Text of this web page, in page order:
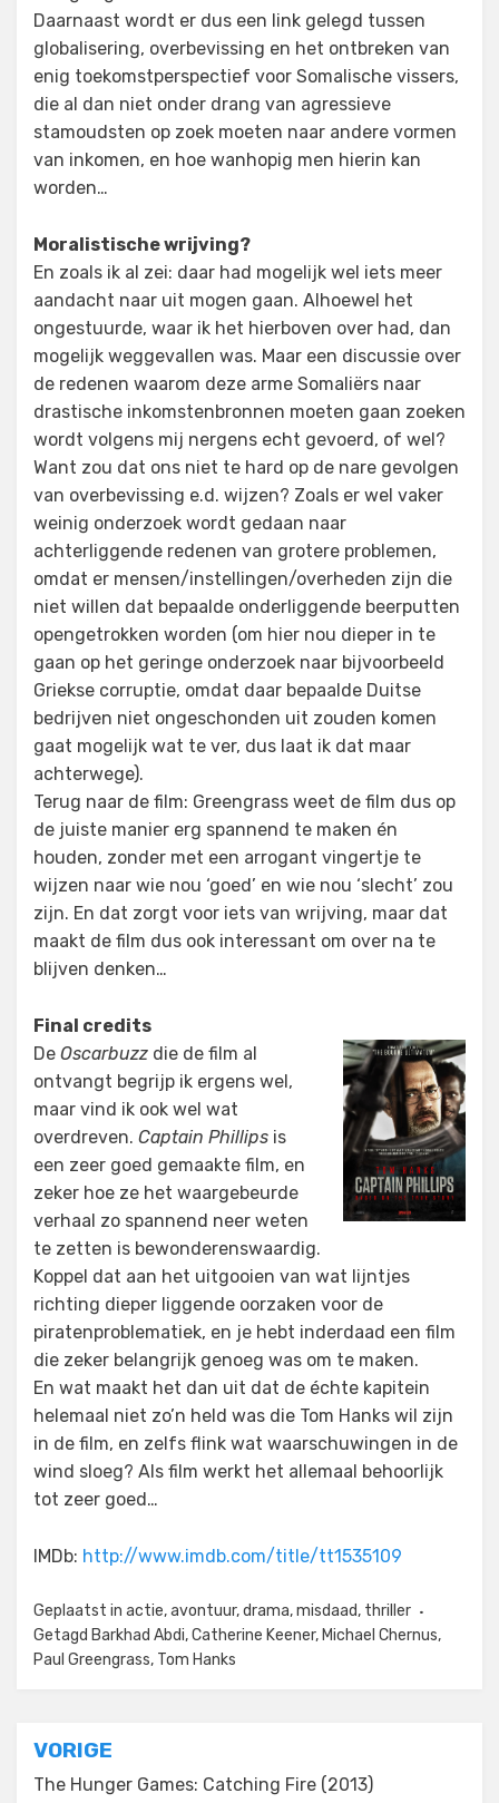
Daarnaast wordt er dus een link gelegd tussen
globalisering, overbevissing en het ontbreken van
enig toekomstperspectief voor Somalische vissers,
die al dan niet onder drang van agressieve
stamoudsten op zoek moeten naar andere vormen
van inkomen, en hoe wanhopig men hierin kan
worden…
Moralistische wrijving?
En zoals ik al zei: daar had mogelijk wel iets meer
aandacht naar uit mogen gaan. Alhoewel het
ongestuurde, waar ik het hierboven over had, dan
mogelijk weggevallen was. Maar een discussie over
de redenen waarom deze arme Somaliërs naar
drastische inkomstenbronnen moeten gaan zoeken
wordt volgens mij nergens echt gevoerd, of wel?
Want zou dat ons niet te hard op de nare gevolgen
van overbevissing e.d. wijzen? Zoals er wel vaker
weinig onderzoek wordt gedaan naar
achterliggende redenen van grotere problemen,
omdat er mensen/instellingen/overheden zijn die
niet willen dat bepaalde onderliggende beerputten
opengetrokken worden (om hier nou dieper in te
gaan op het geringe onderzoek naar bijvoorbeeld
Griekse corruptie, omdat daar bepaalde Duitse
bedrijven niet ongeschonden uit zouden komen
gaat mogelijk wat te ver, dus laat ik dat maar
achterwege).
Terug naar de film: Greengrass weet de film dus op
de juiste manier erg spannend te maken én
houden, zonder met een arrogant vingertje te
wijzen naar wie nou ‘goed’ en wie nou ‘slecht’ zou
zijn. En dat zorgt voor iets van wrijving, maar dat
maakt de film dus ook interessant om over na te
blijven denken…
Final credits
De Oscarbuzz die de film al
ontvangt begrijp ik ergens wel,
maar vind ik ook wel wat
overdreven. Captain Phillips is
een zeer goed gemaakte film, en
zeker hoe ze het waargebeurde
verhaal zo spannend neer weten
te zetten is bewonderenswaardig.
Koppel dat aan het uitgooien van wat lijntjes
richting dieper liggende oorzaken voor de
piratenproblematiek, en je hebt inderdaad een film
die zeker belangrijk genoeg was om te maken.
En wat maakt het dan uit dat de échte kapitein
helemaal niet zo’n held was die Tom Hanks wil zijn
in de film, en zelfs flink wat waarschuwingen in de
wind sloeg? Als film werkt het allemaal behoorlijk
tot zeer goed…
IMDb: http://www.imdb.com/title/tt1535109
Geplaatst in actie,avontuur,drama,misdaad, thriller
Getagd Barkhad Abdi,Catherine Keener, Michael Chernus,
Paul Greengrass, Tom Hanks
Bericht
navigatie
VORIGE
The Hunger Games: Catching Fire (2013)